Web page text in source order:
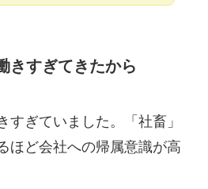
すぎてきたから
すぎていました。「社畜」
ほど会社への帰属意識が高